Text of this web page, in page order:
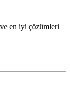
en iyi çözümleri